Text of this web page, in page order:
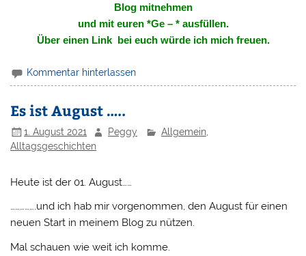
Blog mitnehmen
und mit euren *Ge – * ausfüllen.
Über einen Link bei euch würde ich mich freuen.
Kommentar hinterlassen
Es ist August …..
1. August 2021 Peggy Allgemein,
Alltagsgeschichten
Heute ist der 01. August……
…………….und ich hab mir vorgenommen, den August für einen
neuen Start in meinem Blog zu nützen.
Mal schauen wie weit ich komme.